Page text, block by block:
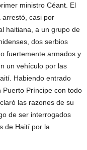
ministro Céant. El
arrestó, casi por
haitiana, a un grupo de
dos serbios
fuertemente armados y
un vehículo por las
Habiendo entrado
Puerto Príncipe con todo
las razones de su
de ser interrogados
de Haití por la